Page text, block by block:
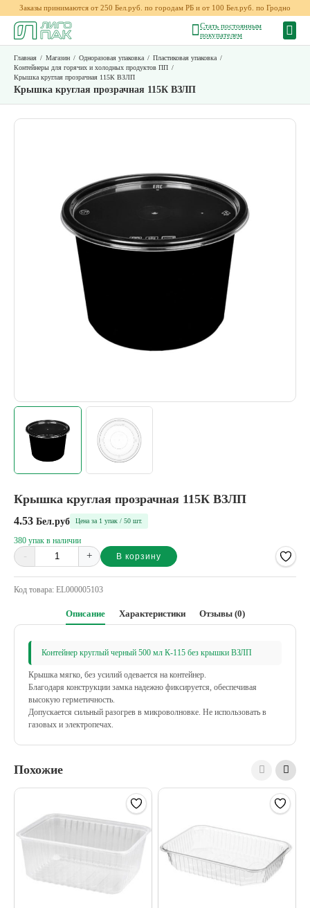
Заказы принимаются от 250 Бел.руб. по городам РБ и от 100 Бел.руб. по Гродно
Стать постоянным
покупателем
Главная / Магазин / Одноразовая упаковка / Пластиковая упаковка /
Контейнеры для горячих и холодных продуктов ПП /
Крышка круглая прозрачная 115К ВЗЛП
Крышка круглая прозрачная 115К ВЗЛП
Крышка круглая прозрачная 115К ВЗЛП
4.53 Бел.руб Цена за 1 упак / 50 шт.
380 упак в наличии
- + В корзину
Alternative:
Код товара: EL000005103
Описание Характеристики Отзывы (0)
Контейнер круглый черный 500 мл К-115 без крышки ВЗЛП
Крышка мягко, без усилий одевается на контейнер.
Благодаря конструкции замка надежно фиксируется, обеспечивая
высокую герметичность.
Допускается сильный разогрев в микроволновке. Не использовать в
газовых и электропечах.
Похожие